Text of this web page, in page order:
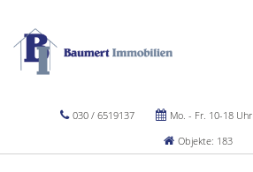
030 / 6519137 Mo. - Fr. 10-18 Uhr
Objekte: 183